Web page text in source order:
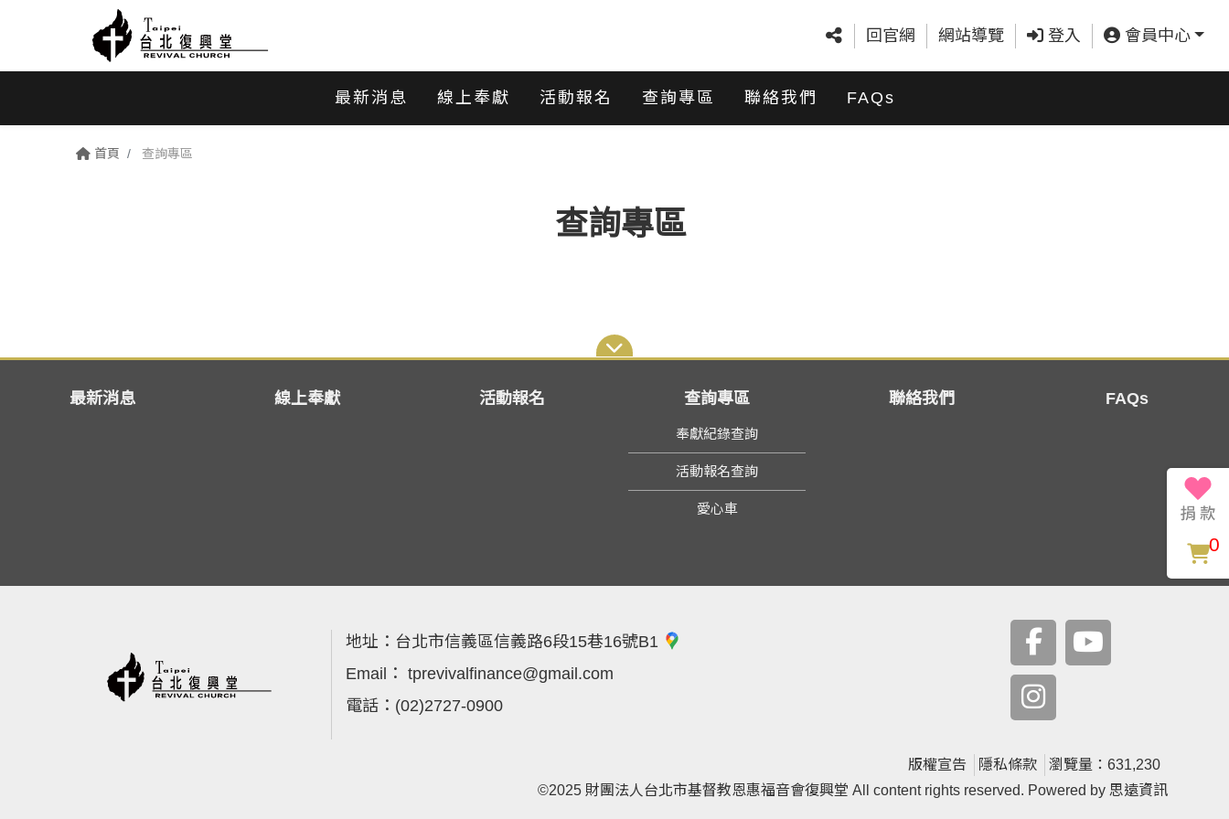
回官網 網站導覽 登入 會員中心
最新消息 線上奉獻 活動報名 查詢專區 聯絡我們 FAQs
首頁 查詢專區
查詢專區
最新消息 線上奉獻 活動報名 查詢專區
奉獻紀錄查詢
活動報名查詢
愛心車
聯絡我們 FAQs
地址： 台北市信義區信義路6段15巷16號B1
Email： tprevivalfinance@gmail.com
電話： (02)2727-0900
版權宣告 隱私條款
瀏覽量：631,230
©2025 財團法人台北市基督教恩惠福音會復興堂 All content rights reserved. Powered by 思遠資訊
0